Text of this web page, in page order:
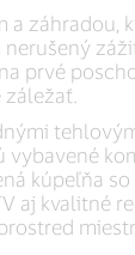
záhradou,
prvé
kúpeľňa
aj kvalitné